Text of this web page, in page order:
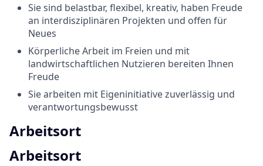
Sie sind belastbar, flexibel, kreativ, haben Freude
an interdisziplinären Projekten und offen für
Neues
Körperliche Arbeit im Freien und mit
landwirtschaftlichen Nutzieren bereiten Ihnen
Freude
Sie arbeiten mit Eigeninitiative zuverlässig und
verantwortungsbewusst
Arbeitsort
Arbeitsort